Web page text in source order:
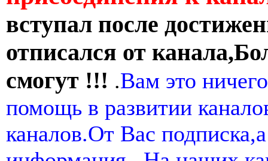
вступал после
отписался от
смогут !!! .Вам это
помощь в развитии
каналов.От Вас